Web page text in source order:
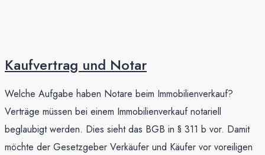
Kauf­vertrag und Notar
Welche Aufgabe haben Notare beim Immobilienverkauf?
Verträge müssen bei einem Immobilienverkauf notariell
beglaubigt werden. Dies sieht das BGB in § 311 b vor. Damit
möchte der Gesetzgeber Verkäufer und Käufer vor voreiligen